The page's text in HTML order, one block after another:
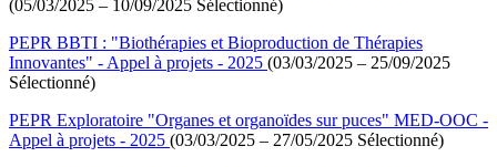
(05/03/2025 – 10/09/2025 Sélectionné)
PEPR BBTI : "Biothérapies et Bioproduction de Thérapies
Innovantes" - Appel à projets - 2025 (03/03/2025 – 25/09/2025
Sélectionné)
PEPR Exploratoire "Organes et organoïdes sur puces" MED-OOC -
Appel à projets - 2025 (03/03/2025 – 27/05/2025 Sélectionné)